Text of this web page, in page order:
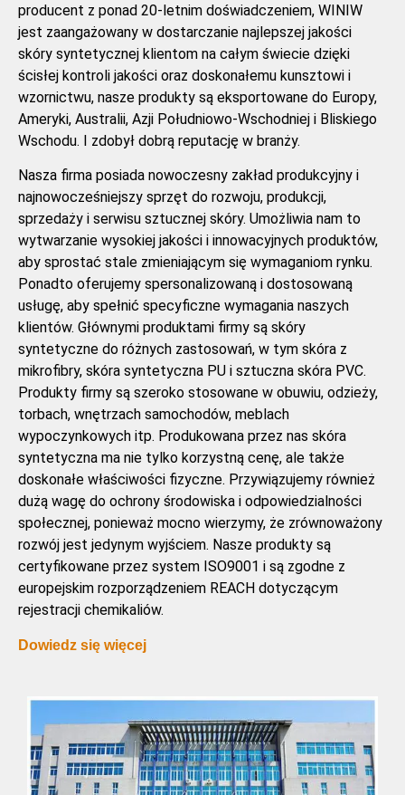
producent z ponad 20-letnim doświadczeniem, WINIW
jest zaangażowany w dostarczanie najlepszej jakości
skóry syntetycznej klientom na całym świecie dzięki
ścisłej kontroli jakości oraz doskonałemu kunsztowi i
wzornictwu, nasze produkty są eksportowane do Europy,
Ameryki, Australii, Azji Południowo-Wschodniej i Bliskiego
Wschodu. I zdobył dobrą reputację w branży.
Nasza firma posiada nowoczesny zakład produkcyjny i
najnowocześniejszy sprzęt do rozwoju, produkcji,
sprzedaży i serwisu sztucznej skóry. Umożliwia nam to
wytwarzanie wysokiej jakości i innowacyjnych produktów,
aby sprostać stale zmieniającym się wymaganiom rynku.
Ponadto oferujemy spersonalizowaną i dostosowaną
usługę, aby spełnić specyficzne wymagania naszych
klientów. Głównymi produktami firmy są skóry
syntetyczne do różnych zastosowań, w tym skóra z
mikrofibry, skóra syntetyczna PU i sztuczna skóra PVC.
Produkty firmy są szeroko stosowane w obuwiu, odzieży,
torbach, wnętrzach samochodów, meblach
wypoczynkowych itp. Produkowana przez nas skóra
syntetyczna ma nie tylko korzystną cenę, ale także
doskonałe właściwości fizyczne. Przywiązujemy również
dużą wagę do ochrony środowiska i odpowiedzialności
społecznej, ponieważ mocno wierzymy, że zrównoważony
rozwój jest jedynym wyjściem. Nasze produkty są
certyfikowane przez system ISO9001 i są zgodne z
europejskim rozporządzeniem REACH dotyczącym
rejestracji chemikaliów.
Dowiedz się więcej